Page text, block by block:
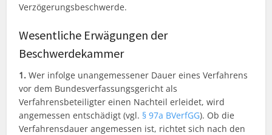
Verzögerungsbeschwerde.
Wesentliche Erwägungen der
Beschwerdekammer
1. Wer infolge unangemessener Dauer eines Verfahrens
vor dem Bundesverfassungsgericht als
Verfahrensbeteiligter einen Nachteil erleidet, wird
angemessen entschädigt (vgl. § 97a BVerfGG). Ob die
Verfahrensdauer angemessen ist, richtet sich nach den